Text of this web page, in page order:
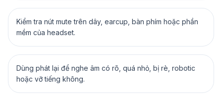
Kiểm tra nút mute trên dây, earcup, bàn phím hoặc phần
mềm của headset.
Dùng phát lại để nghe âm có rõ, quá nhỏ, bị rè, robotic
hoặc vỡ tiếng không.